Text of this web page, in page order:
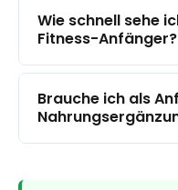
Wie schnell sehe
Fitness-Anfänger?
Brauche ich als